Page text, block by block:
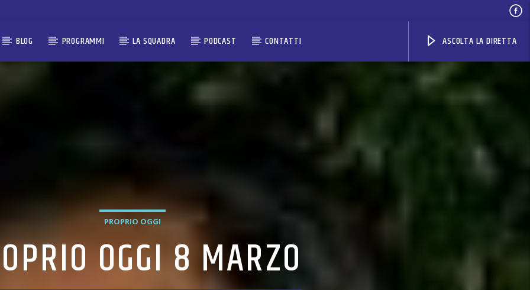
BLOG PROGRAMMI LA SQUADRA PODCAST CONTATTI ASCOLTA LA DIRETTA
PROPRIO OGGI
OGGI 8 MARZO